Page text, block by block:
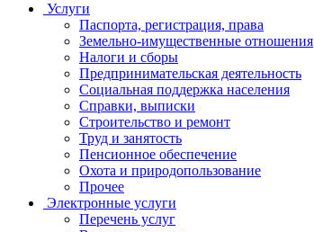
Услуги
Паспорта, регистрация, права
Земельно-имущественные отношения
Налоги и сборы
Предпринимательская деятельность
Социальная поддержка населения
Справки, выписки
Строительство и ремонт
Труд и занятость
Пенсионное обеспечение
Охота и природопользование
Прочее
Электронные услуги
Перечень услуг